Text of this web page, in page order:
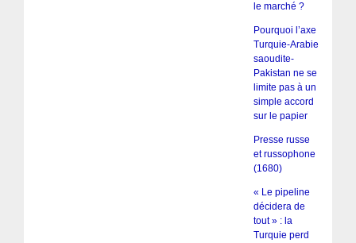
le marché ?
Pourquoi l’axe
Turquie-Arabie
saoudite-
Pakistan ne se
limite pas à un
simple accord
sur le papier
Presse russe
et russophone
(1680)
« Le pipeline
décidera de
tout » : la
Turquie perd